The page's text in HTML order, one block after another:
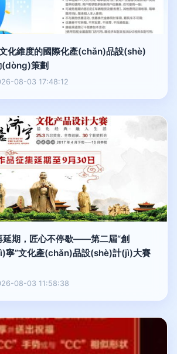
化維度的國際化產(chǎn)品設(shè)
(dòng)策劃
08-03 17:48:12
，匠心不停歇——第二屆“創
寧”文化產(chǎn)品設(shè)計(jì)大賽
08-03 11:58:38